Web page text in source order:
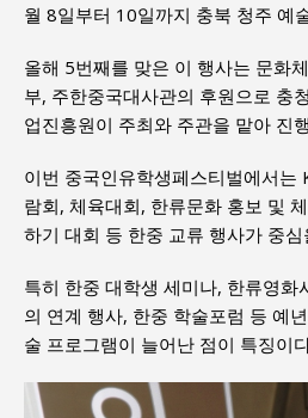
월 8일부터 10일까지 충북 청주 예
올해 5번째를 맞은 이 행사는 문화
부, 주한중국대사관의 후원으로 충
업진흥원이 주최와 주관을 맡아 진
이번 중국인유학생페스티벌에서는
람회, 체육대회, 한류문화 홍보 및
하기 대회 등 한중 교류 행사가 중심
특히 한중 대학생 세미나, 한류영화
의 연계 행사, 한중 학술포럼 등 예
술 프로그램이 늘어난 점이 특징이